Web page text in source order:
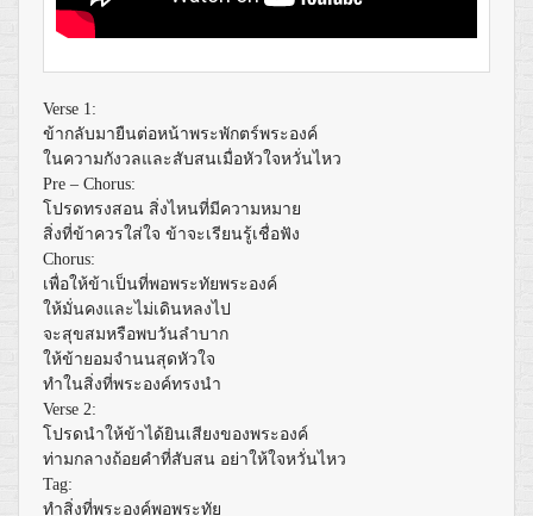
Verse 1:
ข้ากลับมายืนต่อหน้าพระพักตร์พระองค์
ในความกังวลและสับสนเมื่อหัวใจหวั่นไหว
Pre – Chorus:
โปรดทรงสอน สิ่งไหนที่มีความหมาย
สิ่งที่ข้าควรใส่ใจ ข้าจะเรียนรู้เชื่อฟัง
Chorus:
เพื่อให้ข้าเป็นที่พอพระทัยพระองค์
ให้มั่นคงและไม่เดินหลงไป
จะสุขสมหรือพบวันลำบาก
ให้ข้ายอมจำนนสุดหัวใจ
ทำในสิ่งที่พระองค์ทรงนำ
Verse 2:
โปรดนำให้ข้าได้ยินเสียงของพระองค์
ท่ามกลางถ้อยคำที่สับสน อย่าให้ใจหวั่นไหว
Tag:
ทำสิ่งที่พระองค์พอพระทัย